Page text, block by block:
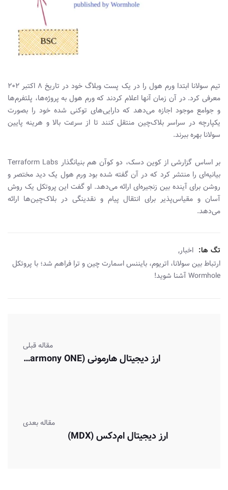
تیم سولانا ابتدا ورم هول را در یک پست وبلاگ خود در تاریخ ۸ اکتبر ۲۰۲
معرفی کرد. در آن زمان آنها اعلام کردند که ورم هول به پروژه‌ها، پلتفرم‌ها
و جوامع موجود اجازه می‌دهد که دارایی‌های توکنی شده خود را بصورت
یکپارچه در سراسر بلاک‌چین منتقل کنند تا از سرعت بالا و هرینه پایین
سولانا بهره ببرند.
بر اساس گزارشی از کوین دسک، دو کوآن هم بنیانگذار Terraform Labs
بیانیه‌ای را منتشر کرد که در آن گفته شده بود ورم هول یک دید مختصر و
روشن برای آینده بین زنجیره‌ای ارائه می‌دهد. او گفت این پروتکل یک روش
آسان و مقیاس‌پذیر برای انتقال پیام و نقدینگی در بلاک‌چین‌ها ارائه
می‌دهد.
تگ ها: اخبار,
ارتباط بین سولانا، اتریوم، بایننس اسمارت چین و ترا فراهم شد؛ با پروتکل
Wormhole آشنا شوید!
مقاله قبلی
ارز دیجیتال هارمونی (Harmony ONE)
مقاله بعدی
ارز دیجیتال ام‌دکس (MDX)